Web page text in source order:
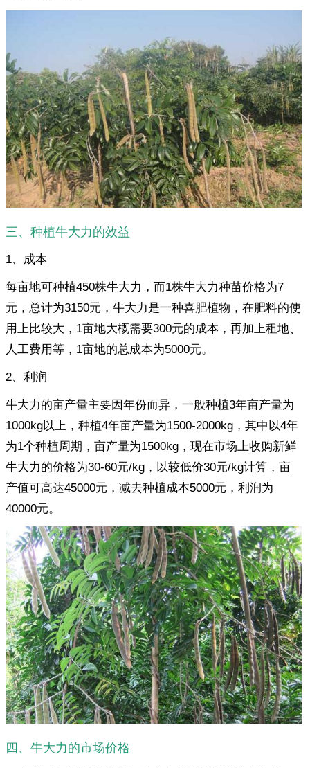
三、种植牛大力的效益
1、成本
每亩地可种植450株牛大力，而1株牛大力种苗价格为7
元，总计为3150元，牛大力是一种喜肥植物，在肥料的使
用上比较大，1亩地大概需要300元的成本，再加上租地、
人工费用等，1亩地的总成本为5000元。
2、利润
牛大力的亩产量主要因年份而异，一般种植3年亩产量为
1000kg以上，种植4年亩产量为1500-2000kg，其中以4年
为1个种植周期，亩产量为1500kg，现在市场上收购新鲜
牛大力的价格为30-60元/kg，以较低价30元/kg计算，亩
产值可高达45000元，减去种植成本5000元，利润为
40000元。
四、牛大力的市场价格